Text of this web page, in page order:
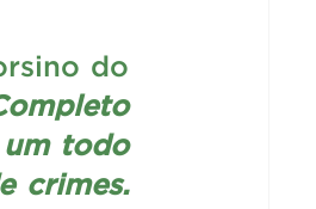
do
todo
crimes.